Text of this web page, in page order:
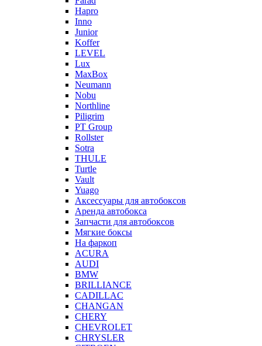
Hapro
Inno
Junior
Koffer
LEVEL
Lux
MaxBox
Neumann
Nobu
Northline
Piligrim
PT Group
Rollster
Sotra
THULE
Turtle
Vault
Yuago
Аксессуары для автобоксов
Аренда автобокса
Запчасти для автобоксов
Мягкие боксы
На фаркоп
ACURA
AUDI
BMW
BRILLIANCE
CADILLAC
CHANGAN
CHERY
CHEVROLET
CHRYSLER